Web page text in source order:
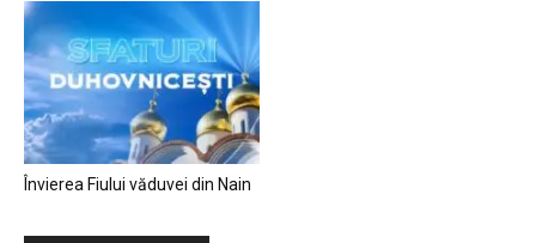
Învierea Fiului văduvei din Nain